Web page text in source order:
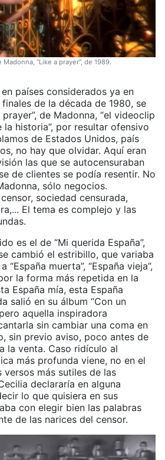
“Like a prayer”, de 1989.
países considerados ya en
finales de la década de 1980, se
de Madonna, “el videoclip
la historia”, por resultar ofensivo
de Estados Unidos, país
no hay que olvidar. Aquí eran
las que se autocensuraban
de clientes se podía resentir. No
sólo negocios.
sociedad censurada,
El tema es complejo y las
es el de “Mi querida España”,
cambió el estribillo, que variaba
“España muerta”, “España vieja”,
la forma más repetida en la
España mía, esta España
salió en su álbum “Con un
aquella inspiradora
sin cambiar una coma en
sin previo aviso, poco antes de
la venta. Caso ridículo al
más profunda viene, no en el
más sutiles de las
declararía en alguna
lo que quisiera en sus
con elegir bien las palabras
de las narices del censor.